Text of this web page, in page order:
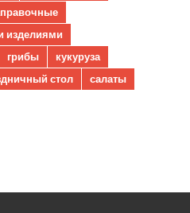
изделиями
грибы
кукуруза
стол
салаты